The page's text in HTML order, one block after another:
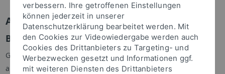
Anmelden
Benutzeranmeldung
Geben Sie Ihren Benutzernamen und Ihr Passwort an um sich
anzumelden:
verbessern. Ihre getroffenen Einstellungen
können jederzeit in unserer
Datenschutzerklärung bearbeitet werden. Mit
den Cookies zur Videowiedergabe werden auch
Cookies des Drittanbieters zu Targeting- und
Werbezwecken gesetzt und Informationen ggf.
mit weiteren Diensten des Drittanbieters